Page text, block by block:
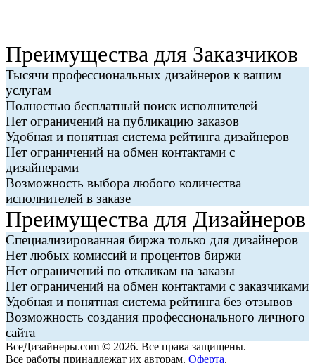
Преимущества для Заказчиков
Тысячи профессиональных дизайнеров к вашим
услугам
Полностью бесплатный поиск исполнителей
Нет ограничений на публикацию заказов
Удобная и понятная система рейтинга дизайнеров
Нет ограничений на обмен контактами с
дизайнерами
Возможность выбора любого количества
исполнителей в заказе
Преимущества для Дизайнеров
Специализированная биржа только для дизайнеров
Нет любых комиссий и процентов биржи
Нет ограничений по откликам на заказы
Нет ограничений на обмен контактами с заказчиками
Удобная и понятная система рейтинга без отзывов
Возможность создания профессионального личного
сайта
ВсеДизайнеры.com © 2026. Все права защищены.
Все работы принадлежат их авторам. Оферта.